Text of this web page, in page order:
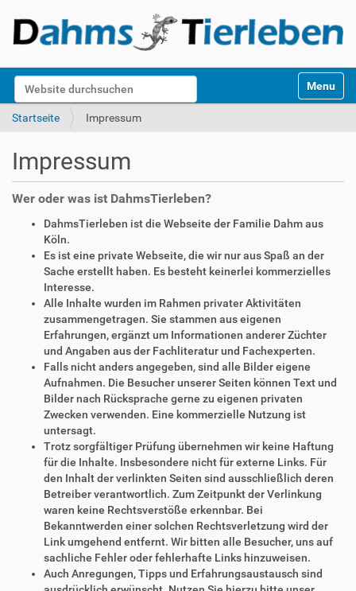
Website durchsuchen
k
Toggle
Startseite Impressum
Impressum
Wer oder was ist DahmsTierleben?
DahmsTierleben ist die Webseite der Familie Dahm aus
Köln.
Es ist eine private Webseite, die wir nur aus Spaß an der
Sache erstellt haben. Es besteht keinerlei kommerzielles
Interesse.
Alle Inhalte wurden im Rahmen privater Aktivitäten
zusammengetragen. Sie stammen aus eigenen
Erfahrungen, ergänzt um Informationen anderer Züchter
und Angaben aus der Fachliteratur und Fachexperten.
Falls nicht anders angegeben, sind alle Bilder eigene
Aufnahmen. Die Besucher unserer Seiten können Text und
Bilder nach Rücksprache gerne zu eigenen privaten
Zwecken verwenden. Eine kommerzielle Nutzung ist
untersagt.
Trotz sorgfältiger Prüfung übernehmen wir keine Haftung
für die Inhalte. Insbesondere nicht für externe Links. Für
den Inhalt der verlinkten Seiten sind ausschließlich deren
Betreiber verantwortlich. Zum Zeitpunkt der Verlinkung
waren keine Rechtsverstöße erkennbar. Bei
Bekanntwerden einer solchen Rechtsverletzung wird der
Link umgehend entfernt. Wir bitten alle Besucher, uns auf
sachliche Fehler oder fehlerhafte Links hinzuweisen.
Auch Anregungen, Tipps und Erfahrungsaustausch sind